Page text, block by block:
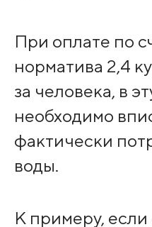
При оплате по
норматива 2,4
за человека, в
необходимо
фактически
воды.
К примеру,